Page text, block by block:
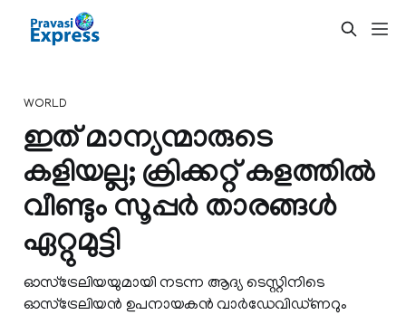
WORLD
ഇത് മാന്യന്മാരുടെ
കളിയല്ല; ക്രിക്കറ്റ് കളത്തില്‍
വീണ്ടും സൂപ്പര്‍ താരങ്ങള്‍
ഏറ്റുമുട്ടി
ഓസ്‌ട്രേലിയയുമായി നടന്ന ആദ്യ ടെസ്റ്റിനിടെ
ഓസ്‌ട്രേലിയന്‍ ഉപനായകന്‍ വാര്‍ഡേവിഡ്ണറും